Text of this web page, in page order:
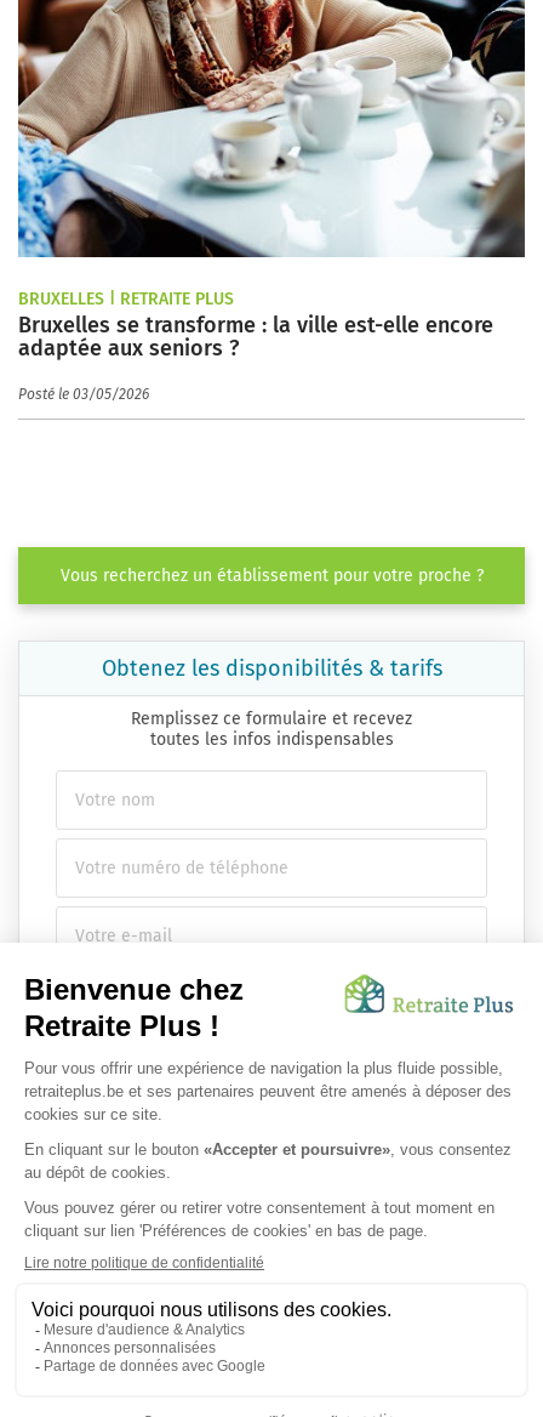
BRUXELLES | RETRAITE PLUS
Bruxelles se transforme : la ville est-elle encore
adaptée aux seniors ?
Posté le 03/05/2026
Vous recherchez un établissement pour votre proche ?
Obtenez les disponibilités & tarifs
Remplissez ce formulaire et recevez
toutes les infos indispensables
Envoyer ma demande
Nous vous infsdgsormons de l'existence de la liste d'opposition
au démarchage téléphonique.
SUIVEZ-NOUS SUR :